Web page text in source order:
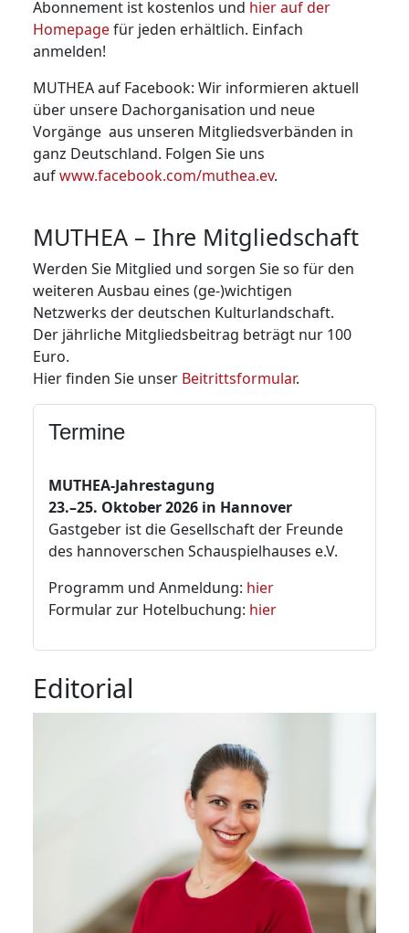
Abonnement ist kostenlos und hier auf der
Homepagefür jeden erhältlich. Einfach
anmelden!
MUTHEA auf Facebook: Wir informieren aktuell
über unsere Dachorganisation und neue
Vorgänge aus unseren Mitglieds­verbänden in
ganz Deutschland. Folgen Sie uns
aufwww.facebook.com/muthea.ev.
MUTHEA – Ihre Mitgliedschaft
Werden Sie Mitglied und sorgen Sie so für den
weiteren Ausbau eines (ge-)wichtigen
Netzwerks der deutschen Kulturland­schaft.
Der jährliche Mitgliedsbeitrag beträgt nur 100
Euro.
Hier finden Sie unser Beitrittsformular.
Termine
MUTHEA-Jahrestagung
23.–25. Oktober 2026 in Hannover
Gastgeber ist die Gesellschaft der Freunde
des hannoverschen Schauspielhauses e.V.
Programm und Anmeldung: hier
Formular zur Hotelbuchung: hier
Editorial